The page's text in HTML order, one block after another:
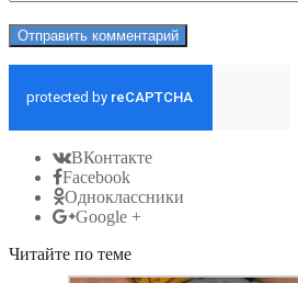
ВКонтакте
Facebook
Одноклассники
Google +
Читайте по теме